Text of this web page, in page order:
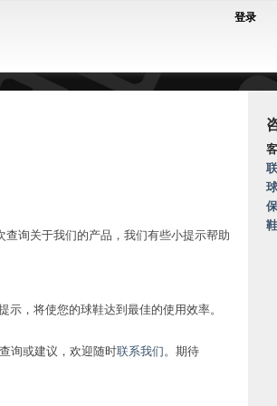
登录
询关于我们的产品，我们有些小提示帮助
示，将使您的球鞋达到最佳的使用效率。
询或建议，欢迎随时联系我们。期待